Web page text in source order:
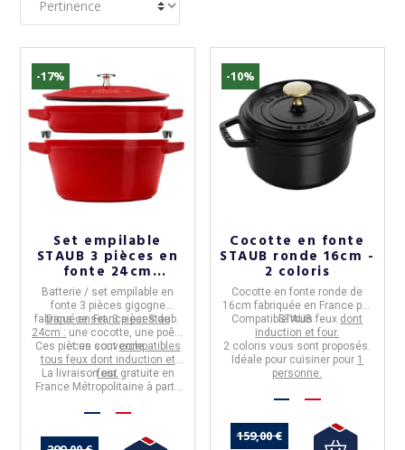
-17%
Set empilable
STAUB 3 pièces en
fonte 24cm
cocotte poêle - 3
coloris
Batterie / set empilable en
fonte 3 pièces gigogne
fabriqué enFranceparStaub.
Dans ce set, 3 pièces de
24cm : une cocotte, une poêle
et un couvercle.
Ces pièces sontcompatibles
tous feux dont induction et
four.
La livraison est gratuite en
France Métropolitaine à partir
-10%
Cocotte en fonte
STAUB ronde 16cm -
2 coloris
Cocotte en fonte ronde de
16cm fabriquée en France par
STAUB .
Compatible tous feux dont
induction et four.
2 coloris vous sont proposés.
Idéale pour cuisiner pour 1
personne.
159,00 €